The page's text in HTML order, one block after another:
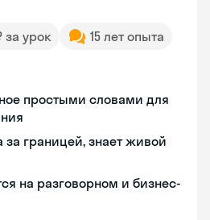
за урок
15 лет опыта
простыми словами для
за границей, знает живой
на разговорном и бизнес-